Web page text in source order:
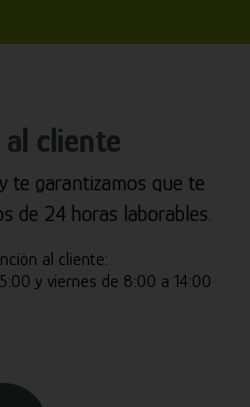
cliente
te garantizamos que te
de 24 horas laborables.
al cliente:
y viernes de 8:00 a 14:00